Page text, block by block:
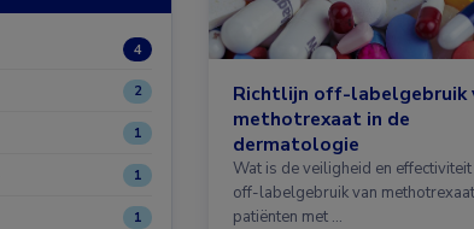
4
2
1
1
1
Richtlijn off-labelgebruik
methotrexaat in de
dermatologie
Wat is de veiligheid en effectiviteit
off-labelgebruik van
patiënten met …